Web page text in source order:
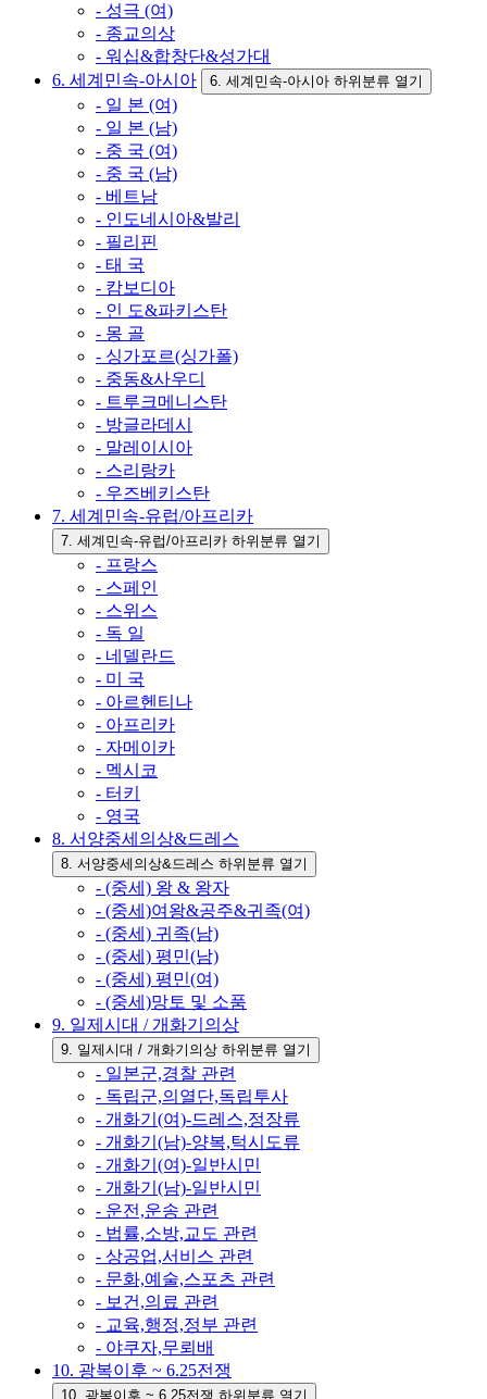
- 성극 (여)
- 종교의상
- 워십&합창단&성가대
6. 세계민속-아시아
6. 세계민속-아시아 하위분류 열기
- 일 본 (여)
- 일 본 (남)
- 중 국 (여)
- 중 국 (남)
- 베트남
- 인도네시아&발리
- 필리핀
- 태 국
- 캄보디아
- 인 도&파키스탄
- 몽 골
- 싱가포르(싱가폴)
- 중동&사우디
- 트루크메니스탄
- 방글라데시
- 말레이시아
- 스리랑카
- 우즈베키스탄
7. 세계민속-유럽/아프리카
7. 세계민속-유럽/아프리카 하위분류 열기
- 프랑스
- 스페인
- 스위스
- 독 일
- 네델란드
- 미 국
- 아르헨티나
- 아프리카
- 자메이카
- 멕시코
- 터키
- 영국
8. 서양중세의상&드레스
8. 서양중세의상&드레스 하위분류 열기
- (중세) 왕 & 왕자
- (중세)여왕&공주&귀족(여)
- (중세) 귀족(남)
- (중세) 평민(남)
- (중세) 평민(여)
- (중세)망토 및 소품
9. 일제시대 / 개화기의상
9. 일제시대 / 개화기의상 하위분류 열기
- 일본군,경찰 관련
- 독립군,의열단,독립투사
- 개화기(여)-드레스,정장류
- 개화기(남)-양복,턱시도류
- 개화기(여)-일반시민
- 개화기(남)-일반시민
- 운전,운송 관련
- 법률,소방,교도 관련
- 상공업,서비스 관련
- 문화,예술,스포츠 관련
- 보건,의료 관련
- 교육,행정,정부 관련
- 야쿠자,무뢰배
10. 광복이후 ~ 6.25전쟁
10. 광복이후 ~ 6.25전쟁 하위분류 열기